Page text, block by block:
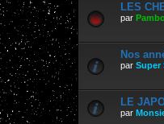
LES
par
Nos
par Super
LE
par